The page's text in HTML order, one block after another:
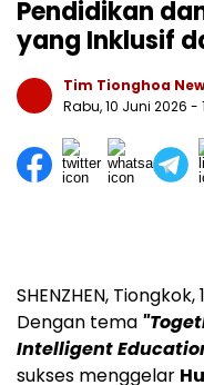
Pendidikan
yang Inklusif
Tim Tionghoa
Rabu, 10 Juni 2026 -
SHENZHEN, Tiongkok,
Dengan tema
Intelligent
sukses menggelar